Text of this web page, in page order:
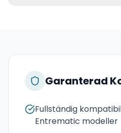
Garanterad
Fullständig
Entrematic modeller